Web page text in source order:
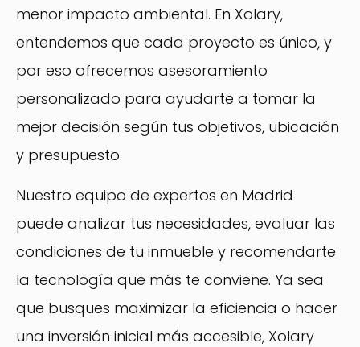
menor impacto ambiental. En Xolary,
entendemos que cada proyecto es único, y
por eso ofrecemos asesoramiento
personalizado para ayudarte a tomar la
mejor decisión según tus objetivos, ubicación
y presupuesto.
Nuestro equipo de expertos en Madrid
puede analizar tus necesidades, evaluar las
condiciones de tu inmueble y recomendarte
la tecnología que más te conviene. Ya sea
que busques maximizar la eficiencia o hacer
una inversión inicial más accesible, Xolary